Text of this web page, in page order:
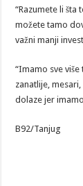
“Razumete li šta
možete tamo
važni manji
“Imamo sve
zanatlije,
dolaze jer
B92/Tanjug